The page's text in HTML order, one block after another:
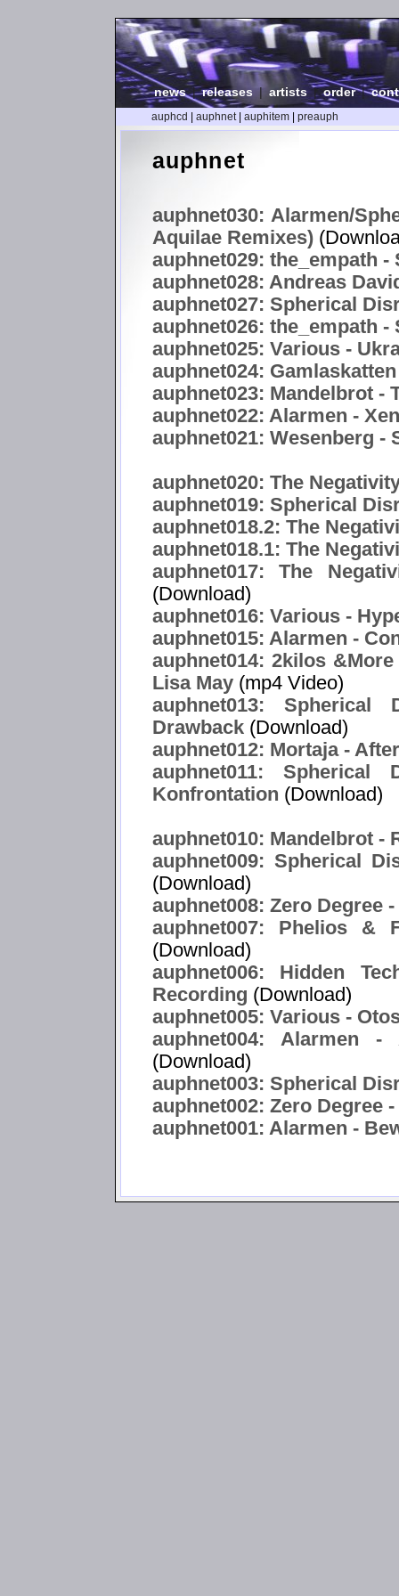
news|releases | artists |order|
auphcd auphnet| auphitem preauph
auphnet
auphnet030: Alarmen/
Aquilae Remixes)
auphnet029: the_empath -
auphnet028: Andreas
auphnet027: Spherical
auphnet026: the_empath -
auphnet025: Various -
auphnet024:
auphnet023: Mandelbrot -
auphnet022: Alarmen -
auphnet021: Wesenberg -
auphnet020: The
auphnet019: Spherical
auphnet018.2: The
auphnet018.1: The
auphnet017: The
(Download)
auphnet016: Various -
auphnet015: Alarmen -
auphnet014: 2kilos
Lisa May (mp4 Video)
auphnet013:
Drawback (Download)
auphnet012: Mortaja -
auphnet011:
Konfrontation (Download)
auphnet010: Mandelbrot -
auphnet009: Spherical
(Download)
auphnet008: Zero Degree
auphnet007: Phelios &
(Download)
auphnet006: Hidden
Recording (Download)
auphnet005: Various -
auphnet004:
(Download)
auphnet003: Spherical
auphnet002: Zero Degree
auphnet001: Alarmen -